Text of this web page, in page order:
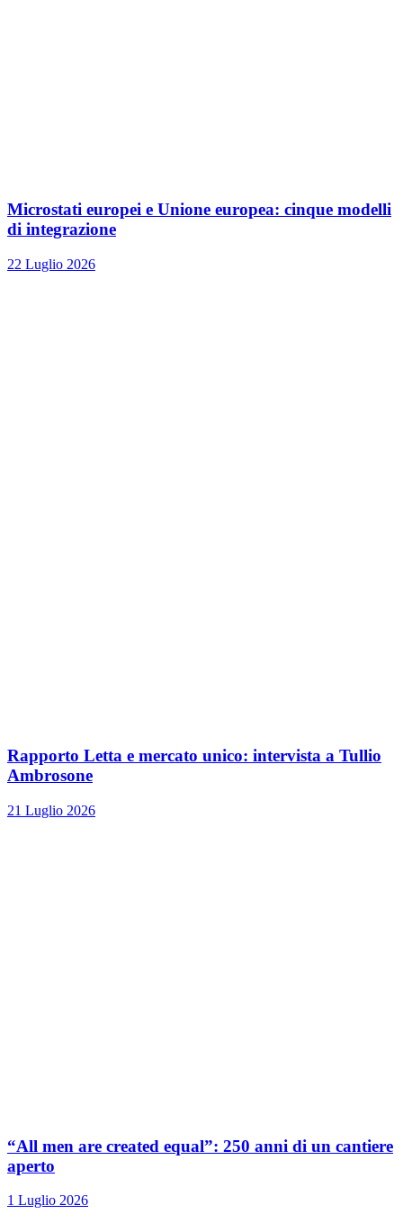
Microstati europei e Unione europea: cinque modelli
di integrazione
22 Luglio 2026
Rapporto Letta e mercato unico: intervista a Tullio
Ambrosone
21 Luglio 2026
“All men are created equal”: 250 anni di un cantiere
aperto
1 Luglio 2026